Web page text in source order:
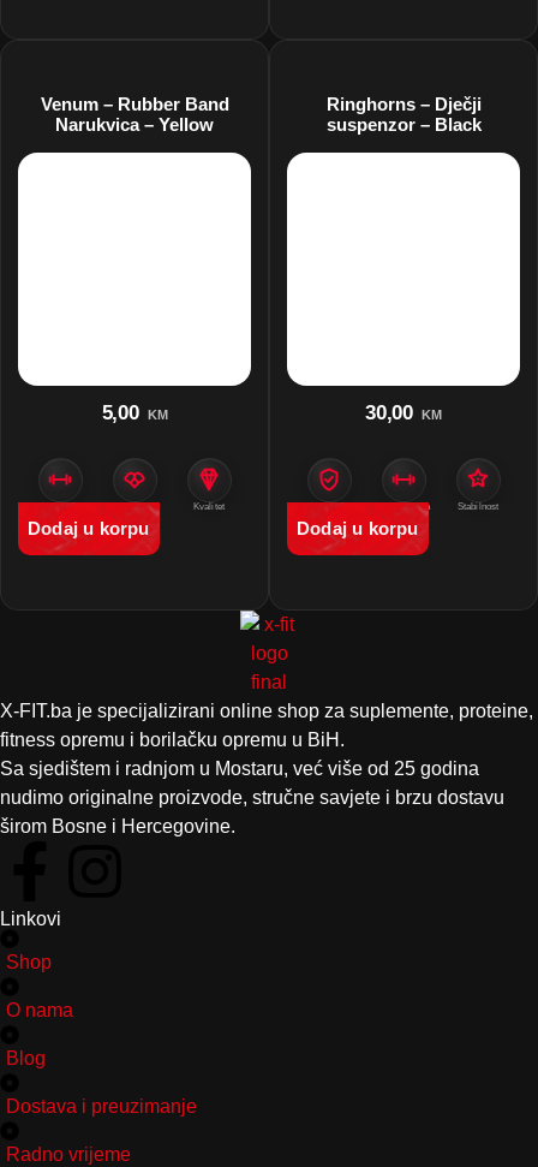
Venum – Rubber Band
Narukvica – Yellow
5,00 KM
Zaštita Venum Kvalitet
Dodaj u korpu
Ringhorns – Dječji
suspenzor – Black
30,00 KM
Zaštita Amortizacija Stabilnost
Dodaj u korpu
X-FIT.ba je specijalizirani online shop za suplemente, proteine,
fitness opremu i borilačku opremu u BiH.
Sa sjedištem i radnjom u Mostaru, već više od 25 godina
nudimo originalne proizvode, stručne savjete i brzu dostavu
širom Bosne i Hercegovine.
Linkovi
Shop
O nama
Blog
Dostava i preuzimanje
Radno vrijeme